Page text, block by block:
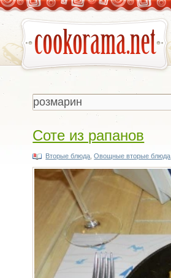
Соте из рапанов
Вторые блюда ,Овощные вторые блюда